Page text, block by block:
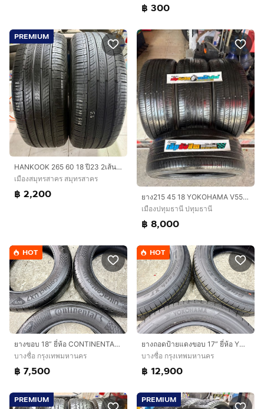
฿ 300
PREMIUM
HANKOOK 265 60 18 ปี23 2เส้น 2200
เมืองสมุทรสาคร สมุทรสาคร
฿ 2,200
ยาง215 45 18 YOKOHAMA V552 ปี22
เมืองปทุมธานี ปทุมธานี
฿ 8,000
HOT
ยางขอบ 18” ยี่ห้อ CONTINENTAL รุ่น ULTRACONTACT UX7 ขนาด 235-60R18 ปี 25 ดอกยางสวยไม่มีปะ ไม่บวม รับประกัน
บางซื่อ กรุงเทพมหานคร
฿ 7,500
HOT
ยางถอดป้ายแดงขอบ 17” ยี่ห้อ YOKOHAMA รุ่น BLUEARTH XT ขนาด 215-60R15 ปี 26 สีเส้นตุ่มหน้ายางยังอยู่ครบ
บางซื่อ กรุงเทพมหานคร
฿ 12,900
PREMIUM PREMIUM